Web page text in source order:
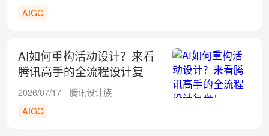
AIGC
AI如何重构活动设计？来看
腾讯高手的全流程设计复
盘！
2026/07/17
腾讯设计族
AIGC